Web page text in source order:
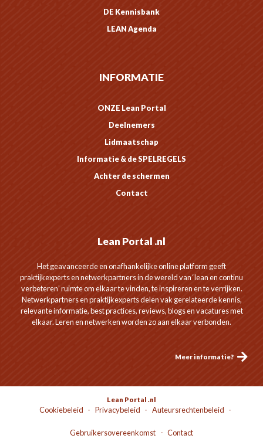
DE Kennisbank
LEAN Agenda
INFORMATIE
ONZE Lean Portal
Deelnemers
Lidmaatschap
Informatie & de SPELREGELS
Achter de schermen
Contact
Lean Portal .nl
Het geavanceerde en onafhankelijke online platform geeft
praktijkexperts en netwerkpartners in de wereld van ‘lean en continu
verbeteren’ ruimte om elkaar te vinden, te inspireren en te verrijken.
Netwerkpartners en praktijkexperts delen vak gerelateerde kennis,
relevante informatie, best practices, reviews, blogs en vacatures met
elkaar. Leren en netwerken worden zo aan elkaar verbonden.
Meer informatie?
Lean Portal .nl
Cookiebeleid Privacybeleid Auteursrechtenbeleid
Gebruikersovereenkomst Contact